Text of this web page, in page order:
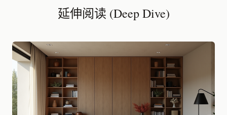
延伸阅读 (Deep Dive)